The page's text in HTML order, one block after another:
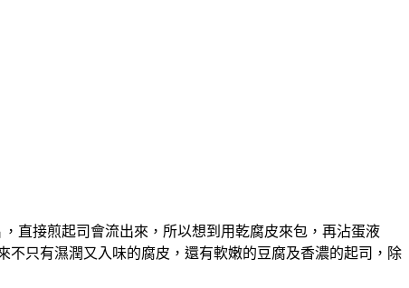
直接煎起司會流出來，所以想到用乾腐皮來包，再沾蛋液
只有濕潤又入味的腐皮，還有軟嫩的豆腐及香濃的起司，除